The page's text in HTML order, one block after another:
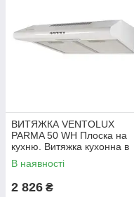
ВИТЯЖКА VENTOLUX
PARMA 50 WH Плоска на
кухню. Витяжка кухонна в
Україні. *ЗНИЖКА В ОПИСІ.
В наявності
2 826 ₴